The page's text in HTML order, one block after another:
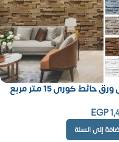
حائط كورى 15 متر مربع
EGP
إلى السلة